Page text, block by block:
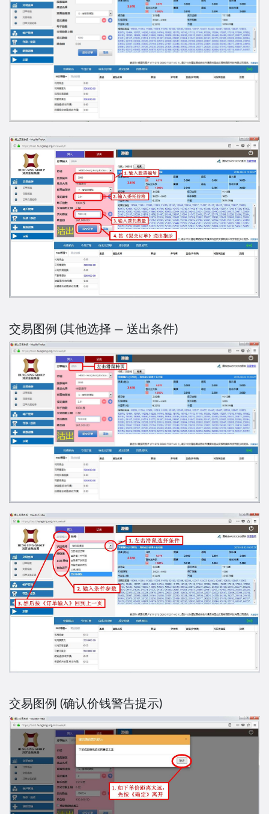
交易图例 (其他选择 — 送出条件)
交易图例 (确认价钱警告提示)